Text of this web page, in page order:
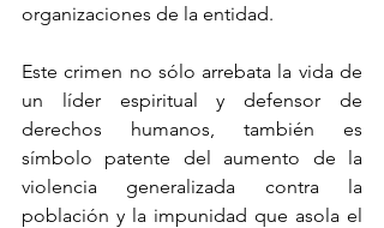
organizaciones de la entidad.
Este crimen no sólo arrebata la vida de
un líder espiritual y defensor de
derechos humanos, también es
símbolo patente del aumento de la
violencia generalizada contra la
población y la impunidad que asola el